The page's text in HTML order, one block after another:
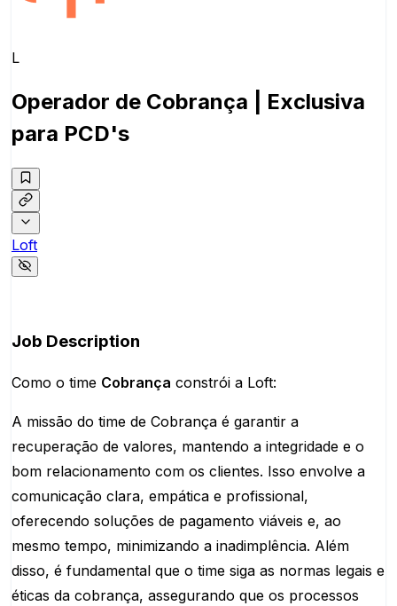
L
Operador de Cobrança | Exclusiva
para PCD's
Loft
Job Description
Como o time Cobrança constrói a Loft:
A missão do time de Cobrança é garantir a
recuperação de valores, mantendo a integridade e o
bom relacionamento com os clientes. Isso envolve a
comunicação clara, empática e profissional,
oferecendo soluções de pagamento viáveis e, ao
mesmo tempo, minimizando a inadimplência. Além
disso, é fundamental que o time siga as normas legais e
éticas da cobrança, assegurando que os processos